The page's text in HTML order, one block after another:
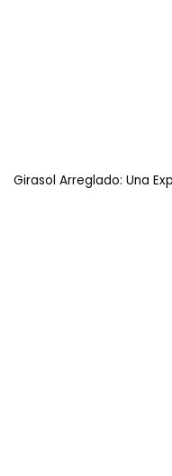
Girasol Arreglado: Una